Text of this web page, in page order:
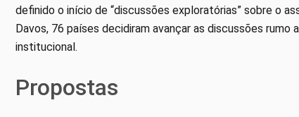
definido o início de “discussões exploratórias” sobre o
Davos, 76 países decidiram avançar as discussões
institucional.
Propostas